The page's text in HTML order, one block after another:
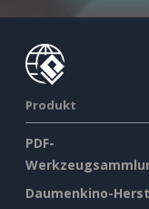
Produkt
PDF-
Daumenkino-